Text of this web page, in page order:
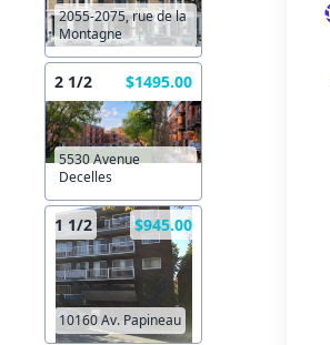
2055-2075, rue de la
Montagne
2 1/2 $1495.00
5530 Avenue
Decelles
1 1/2 $945.00
10160 Av. Papineau